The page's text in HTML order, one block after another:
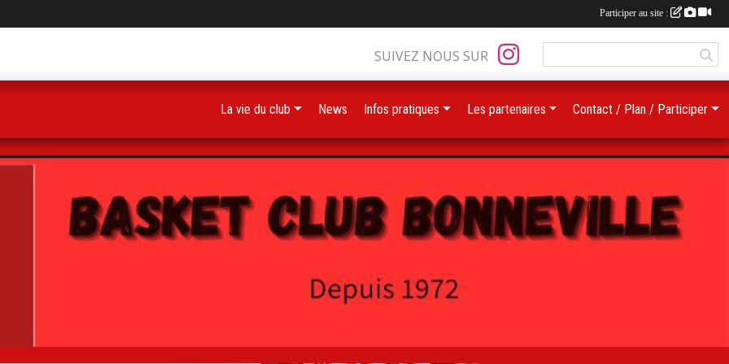
SUIVEZ NOUS SUR
La vie du club News Infos pratiques Les partenaires Contact / Plan / Participer
Participer au site :